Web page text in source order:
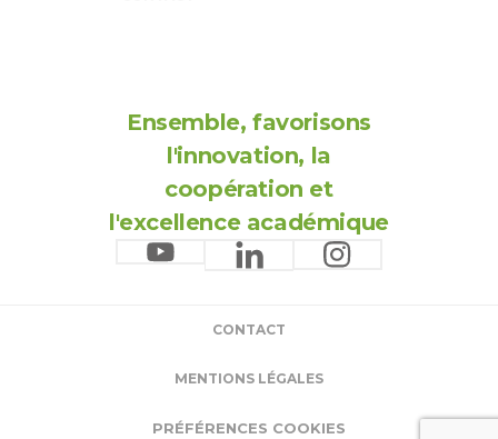
Ensemble, favorisons
l'innovation, la
coopération et
l'excellence académique
CONTACT
MENTIONS LÉGALES
PRÉFÉRENCES COOKIES